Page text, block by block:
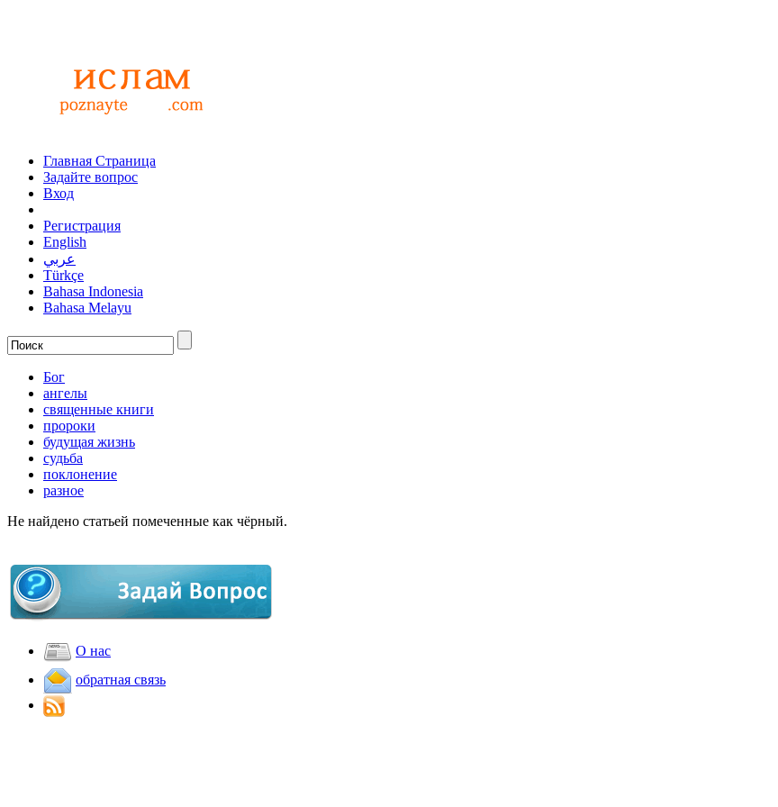
Главная Страница
Задайте вопрос
Вход
Регистрация
English
عربي
Türkçe
Bahasa Indonesia
Bahasa Melayu
Бог
ангелы
священные книги
пророки
будущая жизнь
судьба
поклонение
разное
Не найдено статьей помеченные как чёрный.
О нас
обратная связь